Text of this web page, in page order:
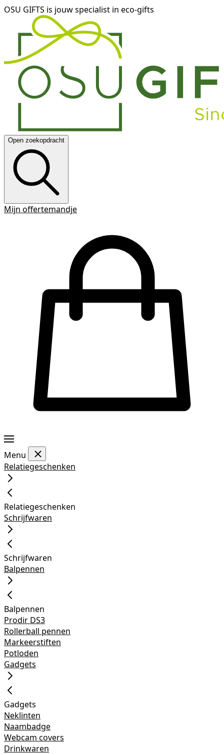
OSU GIFTS is jouw specialist in eco-gifts
Open zoekopdracht
Mijn offertemandje
Menu
Relatiegeschenken
Relatiegeschenken
Schrijfwaren
Schrijfwaren
Balpennen
Balpennen
Prodir DS3
Rollerball pennen
Markeerstiften
Potloden
Gadgets
Gadgets
Neklinten
Naambadge
Webcam covers
Drinkwaren